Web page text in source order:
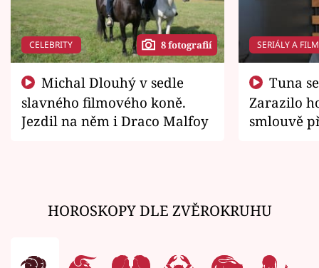
CELEBRITY 8 fotografií
slavného filmového koně.
Jezdil na něm i Draco Malfoy
SERIÁLY A
Zarazilo
smlouvě
HOROSKOPY DLE ZVĚROKRUHU